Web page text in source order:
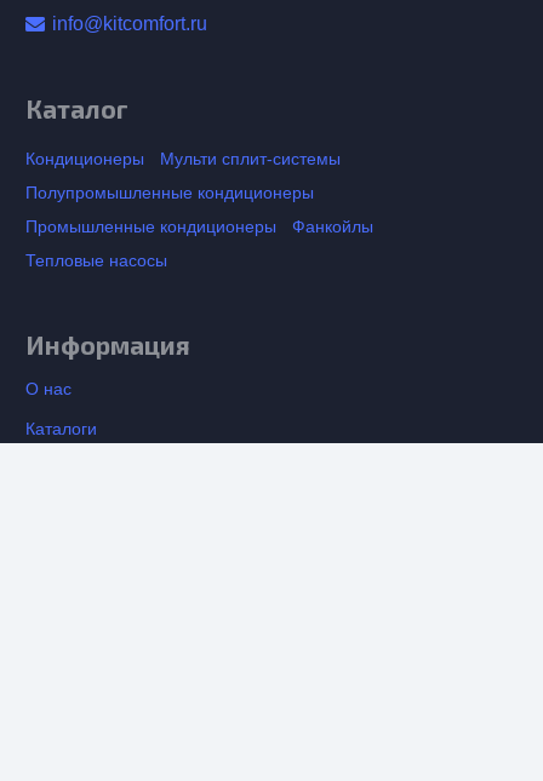
info@kitcomfort.ru
Каталог
Кондиционеры
Мульти сплит-системы
Полупромышленные кондиционеры
Промышленные кондиционеры
Фанкойлы
Тепловые насосы
Информация
О нас
Каталоги